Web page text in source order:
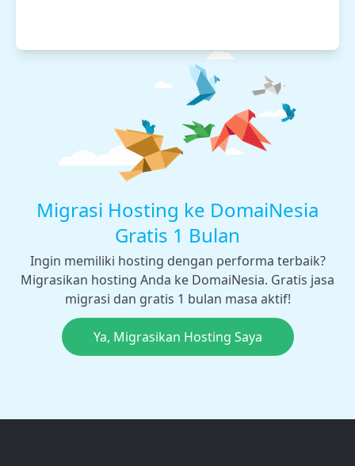
Migrasi Hosting ke DomaiNesia
Gratis 1 Bulan
Ingin memiliki hosting dengan performa terbaik?
Migrasikan hosting Anda ke DomaiNesia. Gratis jasa
migrasi dan gratis 1 bulan masa aktif!
Ya, Migrasikan Hosting Saya